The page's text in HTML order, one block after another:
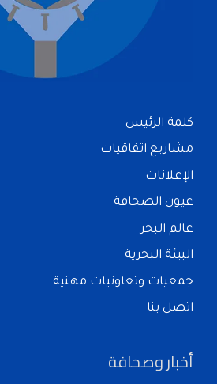
كلمة الرئيس
مشاريع اتفاقيات
الإعلانات
عيون الصحافة
عالم البحر
البيئة البحرية
جمعيات وتعاونيات مهنية
اتصل بنا
أخبار وصحافة